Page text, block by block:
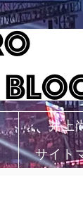
井上
サイト